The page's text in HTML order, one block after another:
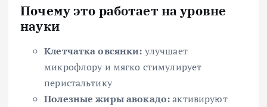
Почему это работает на уровне
науки
Клетчатка овсянки: улучшает
микрофлору и мягко стимулирует
перистальтику
Полезные жиры авокадо:активируют